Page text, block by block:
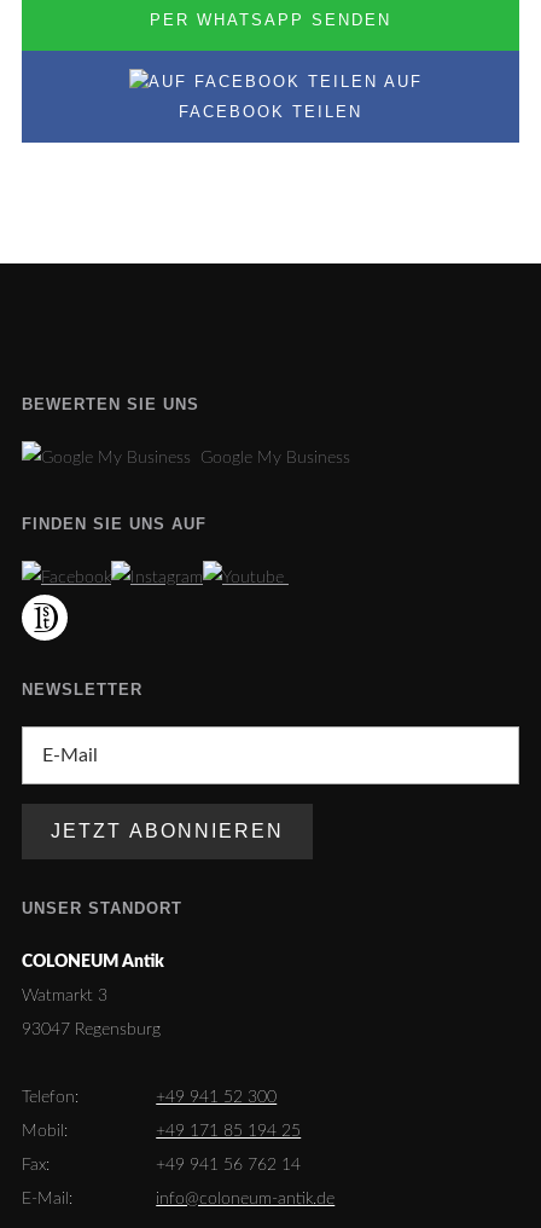
PER WHATSAPP SENDEN
AUF
FACEBOOK TEILEN
BEWERTEN SIE UNS
Google My Business
FINDEN SIE UNS AUF
NEWSLETTER
UNSER STANDORT
COLONEUM Antik
Watmarkt 3
93047 Regensburg
Telefon:
+49 941 52 300
Mobil:
+49 171 85 194 25
Fax:
+49 941 56 762 14
E-Mail:
info@coloneum-antik.de